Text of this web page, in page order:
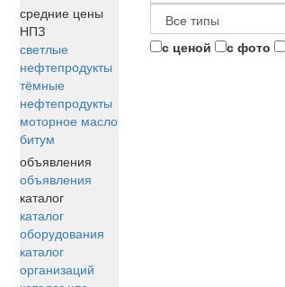
средние цены
НПЗ
светлые
нефтепродукты
тёмные
нефтепродукты
моторное масло
битум
объявления
объявления
каталог
каталог
оборудования
каталог
организаций
с ценой с фото